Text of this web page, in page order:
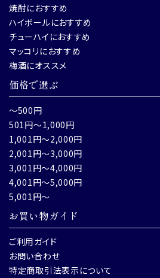
焼酎におすすめ
ハイボールにおすすめ
チューハイにおすすめ
マッコリにおすすめ
梅酒にオススメ
価格で選ぶ
～500円
501円～1,000円
1,001円～2,000円
2,001円～3,000円
3,001円～4,000円
4,001円～5,000円
5,001円～
お買い物ガイド
ご利用ガイド
お問い合わせ
特定商取引法表示について